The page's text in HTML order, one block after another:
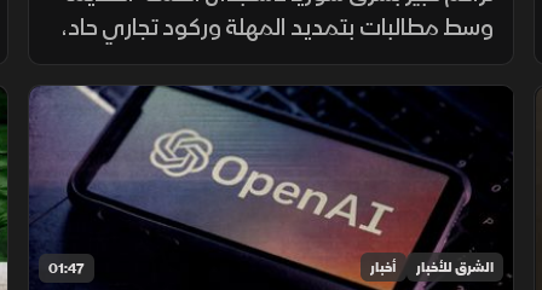
وسط مطالبات بتمديد المهلة وركود تجاري حاد،
ومصرف سوريا المركزي يعلن تمديد مهلة
السحب في دير الزور والرقة والحسكة حتى 20
أغسطس الجاري.
01:47 الشرق للأخبار أخبار